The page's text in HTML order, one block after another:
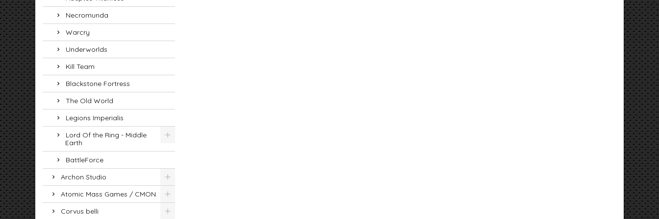
Necromunda
Warcry
Underworlds
Kill Team
Blackstone Fortress
The Old World
Legions Imperialis
Lord Of the Ring - Middle
Earth
BattleForce
Archon Studio
Atomic Mass Games / CMON
Corvus belli